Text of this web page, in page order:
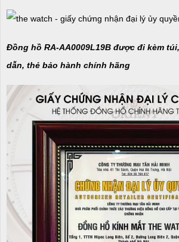
Đồng hồ RA-AA0009L19B được đi kèm
dẫn, thẻ bảo hành chính hãng